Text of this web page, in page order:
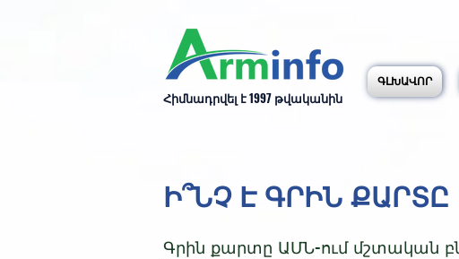
Հիմնադրվել է 1997 թվականին
ԳԼԽԱՎՈՐ
Ի՞ՆՉ Է ԳՐԻՆ
Գրին քարտը ԱՄՆ-ում մշտական